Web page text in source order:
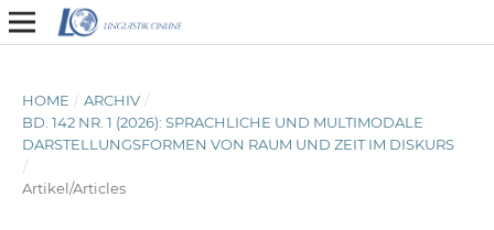
HOME / ARCHIV /
BD. 142 NR. 1 (2026): SPRACHLICHE UND MULTIMODALE
DARSTELLUNGSFORMEN VON RAUM UND ZEIT IM DISKURS
/
Artikel/Articles